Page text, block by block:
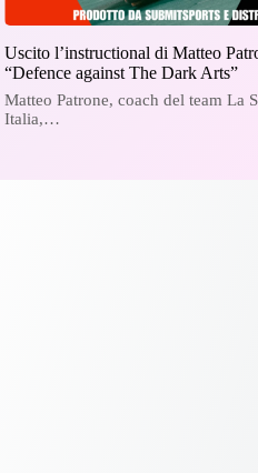
Uscito l’instructional di Matteo
“Defence against The Dark Arts”
Matteo Patrone, coach del team La
Italia,…